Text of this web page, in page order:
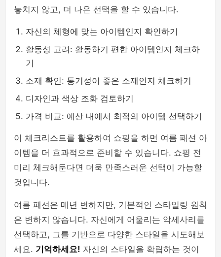
놓치지 않고, 더 나은 선택을 할 수 있습니다.
자신의 체형에 맞는 아이템인지 확인하기
활동성 고려: 활동하기 편한 아이템인지 체크하
기
소재 확인: 통기성이 좋은 소재인지 체크하기
디자인과 색상 조화 검토하기
가격 비교: 예산 내에서 최적의 아이템 선택하기
이 체크리스트를 활용하여 쇼핑을 하면 여름 패션 아
이템을 더 효과적으로 준비할 수 있습니다. 쇼핑 전
미리 체크해둔다면 더욱 만족스러운 선택이 가능할
것입니다.
여름 패션은 매년 변하지만, 기본적인 스타일링 원칙
은 변하지 않습니다. 자신에게 어울리는 악세사리를
선택하고, 그를 기반으로 다양한 스타일을 시도해보
세요. 기억하세요! 자신의 스타일을 확립하는 것이